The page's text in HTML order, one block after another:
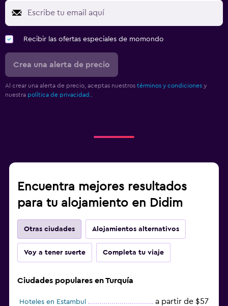
Recibir las ofertas especiales de momondo
Crea una alerta de precio
Al crear una alerta de precio, aceptas nuestros términos y condiciones y
nuestra política de privacidad.
Encuentra mejores resultados
para tu alojamiento en Didim
Otras ciudades Alojamientos alternativos
Voy a tener suerte Completa tu viaje
Ciudades populares en Turquía
Hoteles en Estambul a partir de $57